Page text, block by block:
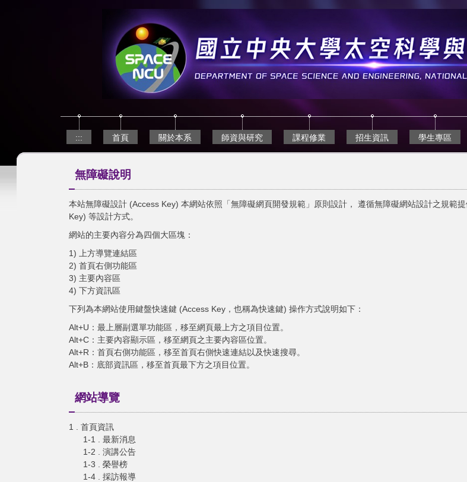
::: 首頁 關於本系 師資與研究 課程修業 招生資訊 學生專區
無障礙說明
本站無障礙設計 (Access Key) 本網站依照「無障礙網頁開發規範」原則設計， 遵循無障礙網站設計之規範
Key) 等設計方式。
網站的主要內容分為四個大區塊：
1) 上方導覽連結區
2) 首頁右側功能區
3) 主要內容區
4) 下方資訊區
下列為本網站使用鍵盤快速鍵 (Access Key，也稱為快速鍵) 操作方式說明如下：
Alt+U：最上層副選單功能區，移至網頁最上方之項目位置。
Alt+C：主要內容顯示區，移至網頁之主要內容區位置。
Alt+R：首頁右側功能區，移至首頁右側快速連結以及快速搜尋。
Alt+B：底部資訊區，移至首頁最下方之項目位置。
網站導覽
1 . 首頁資訊
1-1 . 最新消息
1-2 . 演講公告
1-3 . 榮譽榜
1-4 . 採訪報導